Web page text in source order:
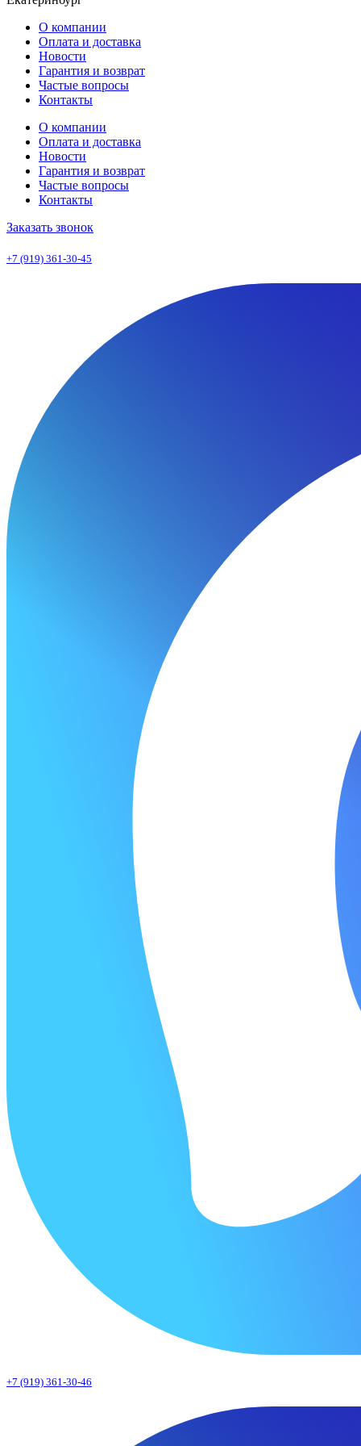
О компании
Оплата и доставка
Новости
Гарантия и возврат
Частые вопросы
Контакты
О компании
Оплата и доставка
Новости
Гарантия и возврат
Частые вопросы
Контакты
Заказать звонок
+7 (919) 361-30-45
+7 (919) 361-30-46